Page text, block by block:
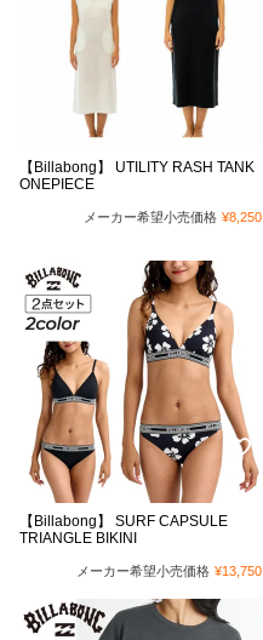
【Billabong】 UTILITY RASH TANK
ONEPIECE
メーカー希望小売価格 ¥8,250
【Billabong】 SURF CAPSULE
TRIANGLE BIKINI
メーカー希望小売価格 ¥13,750